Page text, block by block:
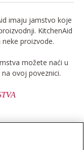
imaju jamstvo koje
KitchenAid
proizvode.
možete naći u
ovoj poveznici.